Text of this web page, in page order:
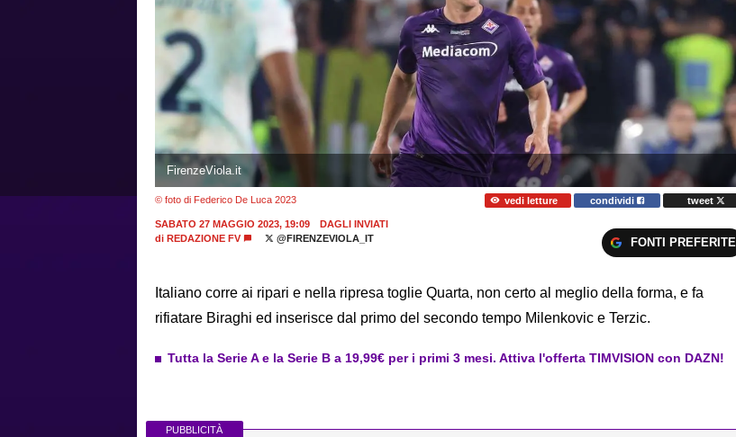
FirenzeViola.it
© foto di Federico De Luca 2023 vedi letture condividi tweet
SABATO 27 MAGGIO 2023, 19:09
DAGLI INVIATI
di REDAZIONE FV @FIRENZEVIOLA_IT FONTI PREFERITE
Italiano corre ai ripari e nella ripresa toglie Quarta, non certo al meglio della forma, e fa
rifiatare Biraghi ed inserisce dal primo del secondo tempo Milenkovic e Terzic.
Tutta la Serie A e la Serie B a 19,99€ per i primi 3 mesi. Attiva l'offerta TIMVISION con DAZN!
PUBBLICITÀ